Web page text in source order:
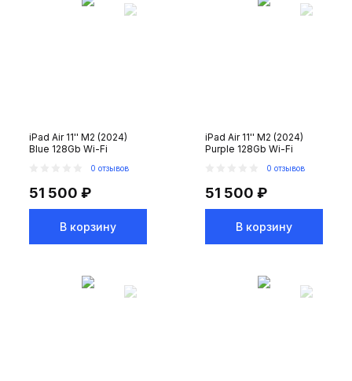
iPad Air 11'' M2 (2024)
Blue 128Gb Wi-Fi
0 отзывов
51 500 ₽
В корзину
iPad Air 11'' M2 (2024)
Purple 128Gb Wi-Fi
0 отзывов
51 500 ₽
В корзину